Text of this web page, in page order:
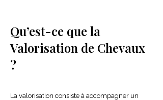
Qu’est-ce que la
Valorisation de Chevaux
?​
La valorisation consiste à accompagner un